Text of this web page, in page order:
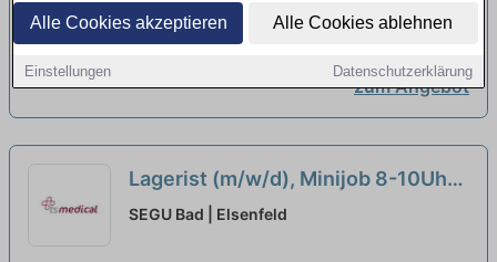
Alle Cookies akzeptieren Alle Cookies ablehnen
Einstellungen Datenschutzerklärung
Teilzeit / Minijob
(Pausenvertretung), Emsdette...
shjft AG | Aschaffenburg
zum Angebot
Lagerist (m/w/d), Minijob 8-10Uhr
neu
SEGU Bad | Elsenfeld